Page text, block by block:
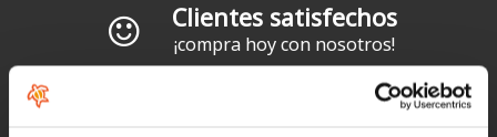
Clientes satisfechos
¡compra hoy con nosotros!